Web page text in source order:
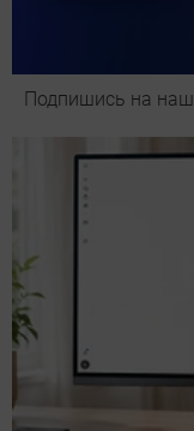
Подпишись на